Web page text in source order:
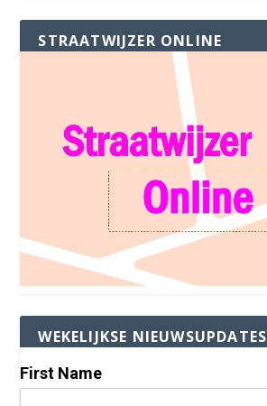
STRAATWIJZER ONLINE
WEKELIJKSE NIEUWSUPDATES
First Name